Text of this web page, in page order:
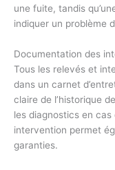
une fuite, tandis
indiquer un problème
Documentation des
Tous les relevés et
dans un carnet
claire de l’historique
les diagnostics en
intervention permet
garanties.